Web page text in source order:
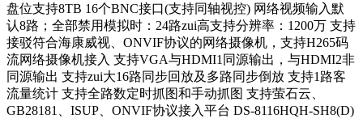
盘位支持8TB 16个BNC接口(支持同轴视控) 网络视频输入默
认8路；全部禁用模拟时：24路zui高支持分辨率：1200万 支持
接驳符合海康威视、ONVIF协议的网络摄像机，支持H265码
流网络摄像机接入 支持VGA与HDMI1同源输出，与HDMI2非
同源输出 支持zui大16路同步回放及多路同步倒放 支持1路客
流量统计 支持全路数定时抓图和手动抓图 支持萤石云、
GB28181、ISUP、ONVIF协议接入平台 DS-8116HQH-SH8(D)